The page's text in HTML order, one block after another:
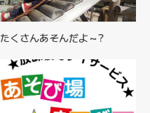
たくさんあそんだよ～?